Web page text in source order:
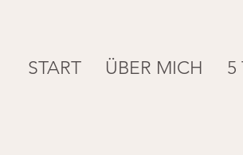
START ÜBER MICH 5